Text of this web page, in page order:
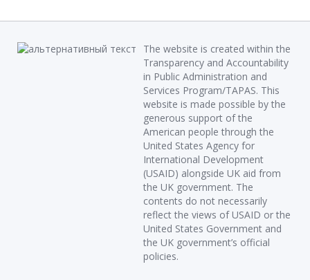
The website is created within the
Transparency and Accountability
in Public Administration and
Services Program/TAPAS. This
website is made possible by the
generous support of the
American people through the
United States Agency for
International Development
(USAID) alongside UK aid from
the UK government. The
contents do not necessarily
reflect the views of USAID or the
United States Government and
the UK government’s official
policies.